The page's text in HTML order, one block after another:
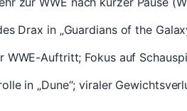
Drax in „Guardians of the
WWE-Auftritt; Fokus auf
in „Dune“; viraler